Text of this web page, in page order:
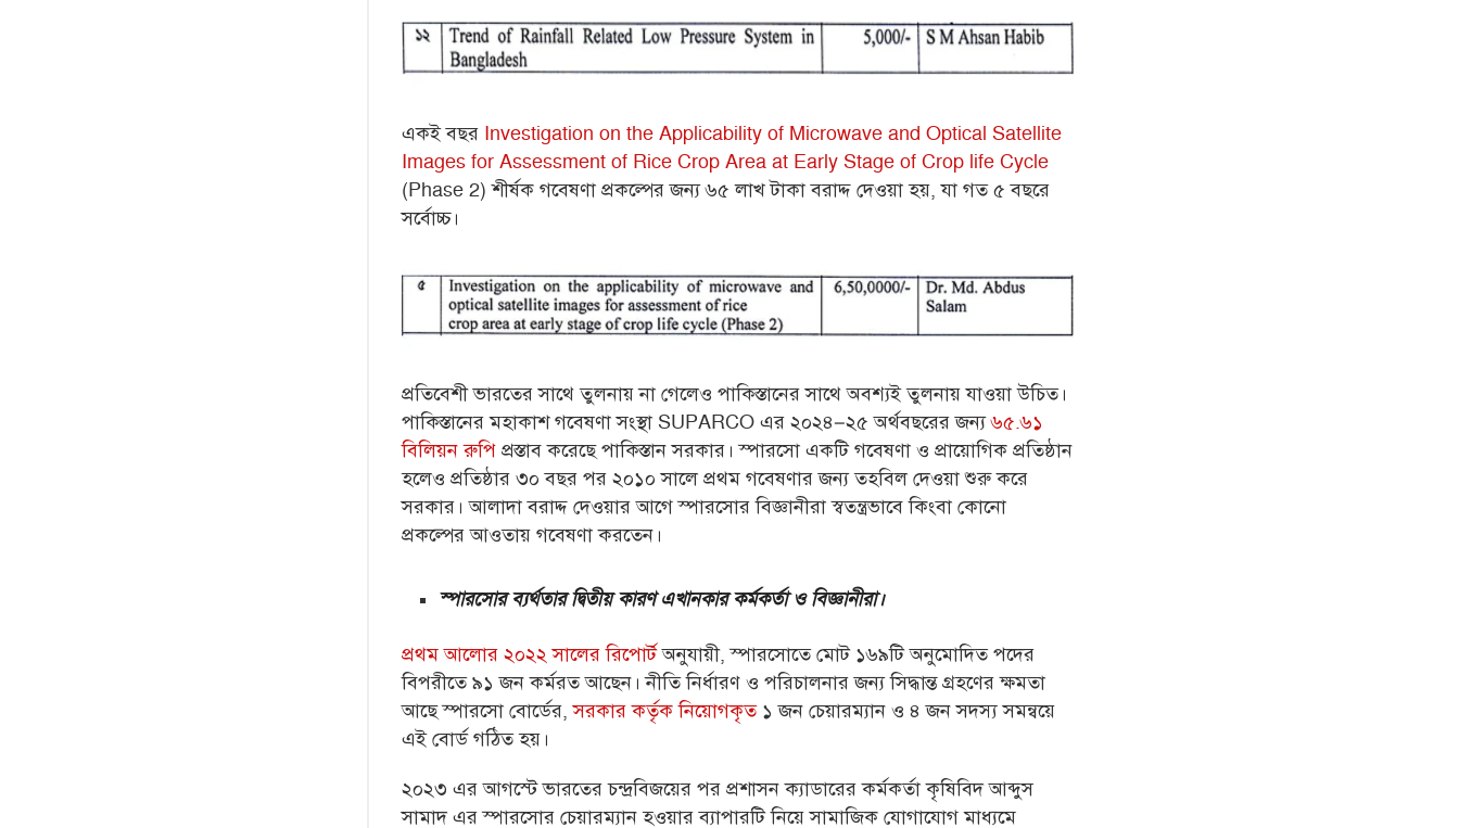
একই বছর Investigation on the Applicability of Microwave and Optical Satellite
Images for Assessment of Rice Crop Area at Early Stage of Crop life Cycle
(Phase 2) শীর্ষক গবেষণা প্রকল্পের জন্য ৬৫ লাখ টাকা বরাদ্দ দেওয়া হয়, যা গত ৫ বছরে
সর্বোচ্চ।
প্রতিবেশী ভারতের সাথে তুলনায় না গেলেও পাকিস্তানের সাথে অবশ্যই তুলনায় যাওয়া উচিত।
পাকিস্তানের মহাকাশ গবেষণা সংস্থা SUPARCO এর ২০২৪–২৫ অর্থবছরের জন্য৬৫.৬১
বিলিয়ন রুপি প্রস্তাব করেছে পাকিস্তান সরকার।স্পারসো একটি গবেষণা ও প্রায়োগিক প্রতিষ্ঠান
হলেও প্রতিষ্ঠার ৩০ বছর পর ২০১০ সালে প্রথম গবেষণার জন্যতহবিল দেওয়া শুরুকরে
সরকার। আলাদা বরাদ্দ দেওয়ার আগে স্পারসোর বিজ্ঞানীরা স্বতন্ত্রভাবে কিংবা কোনো
প্রকল্পের আওতায় গবেষণা করতেন।
স্পারসোর ব্যর্থতার দ্বিতীয় কারণ এখানকার কর্মকর্তা ও বিজ্ঞানীরা।
প্রথম আলোর ২০২২ সালের রিপোর্টঅনুযায়ী, স্পারসোতে মোট ১৬৯টি অনুমোদিত পদের
বিপরীতে ৯১ জন কর্মরত আছেন। নীতি নির্ধারণ ও পরিচালনার জন্য সিদ্ধান্ত গ্রহণের ক্ষমতা
আছে স্পারসো বোর্ডের,সরকার কর্তৃক নিয়োগকৃত১ জন চেয়ারম্যান ও ৪ জন সদস্য সমন্বয়ে
এই বোর্ড গঠিত হয়।
২০২৩ এর আগস্টে ভারতের চন্দ্রবিজয়ের পর প্রশাসন ক্যাডারের কর্মকর্তা কৃষিবিদ আব্দুস
সামাদ এর স্পারসোর চেয়ারম্যান হওয়ার ব্যাপারটি নিয়ে সামাজিক যোগাযোগ মাধ্যমে